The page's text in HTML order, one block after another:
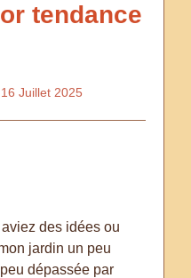
tendance
Juillet 2025
des idées ou
jardin un peu
dépassée par